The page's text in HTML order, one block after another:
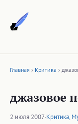
содержимому
Главная Критика
джазовое
2 июля 2007·Критика,